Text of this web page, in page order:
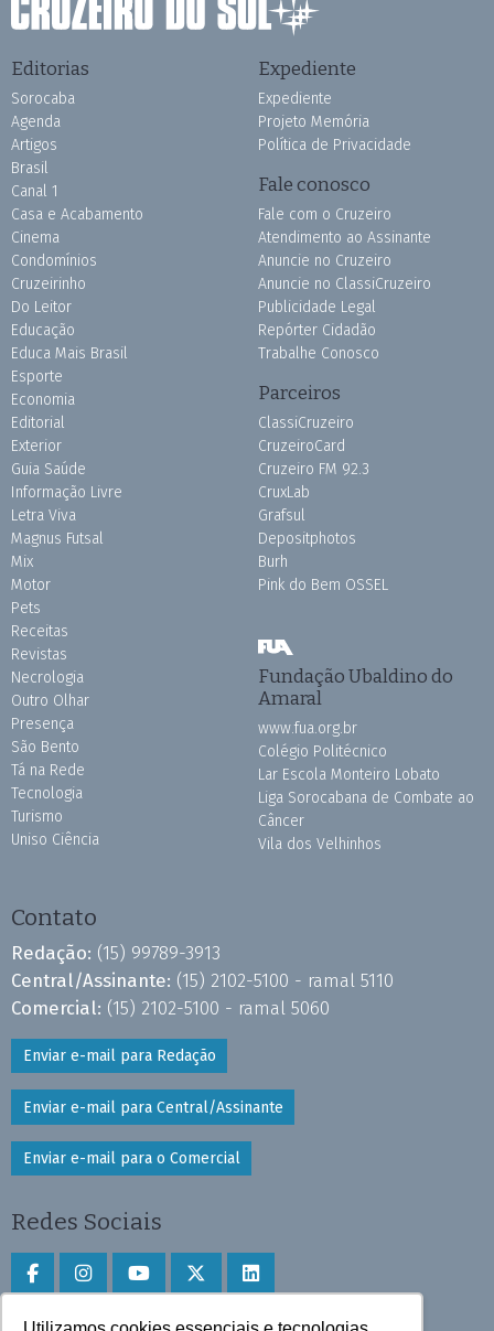
Editorias
Sorocaba
Agenda
Artigos
Brasil
Canal 1
Casa e Acabamento
Cinema
Condomínios
Cruzeirinho
Do Leitor
Educação
Educa Mais Brasil
Esporte
Economia
Editorial
Exterior
Guia Saúde
Informação Livre
Letra Viva
Magnus Futsal
Mix
Motor
Pets
Receitas
Revistas
Necrologia
Outro Olhar
Presença
São Bento
Tá na Rede
Tecnologia
Turismo
Uniso Ciência
Expediente
Expediente
Projeto Memória
Política de Privacidade
Fale conosco
Fale com o Cruzeiro
Atendimento ao Assinante
Anuncie no Cruzeiro
Anuncie no ClassiCruzeiro
Publicidade Legal
Repórter Cidadão
Trabalhe Conosco
Parceiros
ClassiCruzeiro
CruzeiroCard
Cruzeiro FM 92.3
CruxLab
Grafsul
Depositphotos
Burh
Pink do Bem OSSEL
Fundação Ubaldino do
Amaral
www.fua.org.br
Colégio Politécnico
Lar Escola Monteiro Lobato
Liga Sorocabana de Combate ao
Câncer
Vila dos Velhinhos
Contato
Redação: (15) 99789-3913
Central/Assinante: (15) 2102-5100 - ramal 5110
Comercial: (15) 2102-5100 - ramal 5060
Enviar e-mail para Redação
Enviar e-mail para Central/Assinante
Enviar e-mail para o Comercial
Redes Sociais